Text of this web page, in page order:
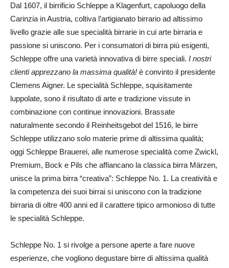
Dal 1607, il birrificio Schleppe a Klagenfurt, capoluogo della
Carinzia in Austria, coltiva l’artigianato birrario ad altissimo
livello grazie alle sue specialità birrarie in cui arte birraria e
passione si uniscono. Per i consumatori di birra più esigenti,
Schleppe offre una varietà innovativa di birre speciali. I nostri
clienti apprezzano la massima qualità! è convinto il presidente
Clemens Aigner. Le specialità Schleppe, squisitamente
luppolate, sono il risultato di arte e tradizione vissute in
combinazione con continue innovazioni. Brassate
naturalmente secondo il Reinheitsgebot del 1516, le birre
Schleppe utilizzano solo materie prime di altissima qualità;
oggi Schleppe Brauerei, alle numerose specialità come Zwickl,
Premium, Bock e Pils che affiancano la classica birra Märzen,
unisce la prima birra “creativa”: Schleppe No. 1. La creatività e
la competenza dei suoi birrai si uniscono con la tradizione
birraria di oltre 400 anni ed il carattere tipico armonioso di tutte
le specialità Schleppe.
Schleppe No. 1 si rivolge a persone aperte a fare nuove
esperienze, che vogliono degustare birre di altissima qualità